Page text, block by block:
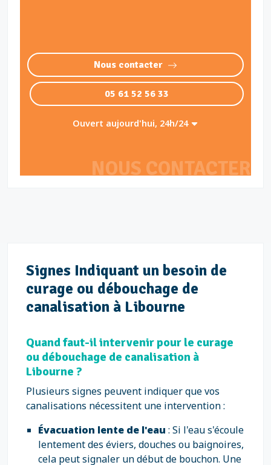
NOUS CONTACTER
Nous contacter
05 61 52 56 33
Ouvert aujourd'hui, 24h/24
Signes Indiquant un besoin de
curage ou débouchage de
canalisation à Libourne
Quand faut-il intervenir pour le curage
ou débouchage de canalisation à
Libourne ?
Plusieurs signes peuvent indiquer que vos
canalisations nécessitent une intervention :
Évacuation lente de l'eau : Si l'eau s'écoule
lentement des éviers, douches ou baignoires,
cela peut signaler un début de bouchon. Une